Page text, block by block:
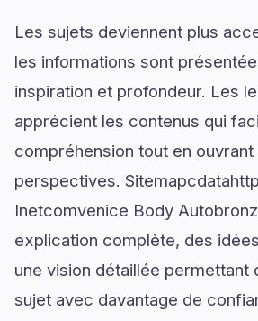
Les sujets deviennent plus
les informations sont
inspiration et profondeur. Les
apprécient les contenus qui
compréhension tout en
perspectives.
Inetcomvenice Body
explication complète, des
une vision détaillée permettant
sujet avec davantage de